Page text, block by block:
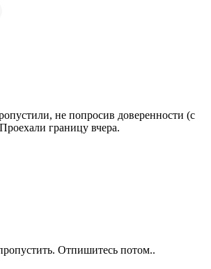
не попросив доверенности (с
границу вчера.
Отпишитесь потом..